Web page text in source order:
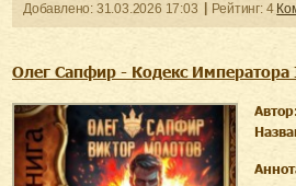
Добавленo: 31.03.2026 17:03 Рейтинг: 4
Олег Сапфир - Кодекс